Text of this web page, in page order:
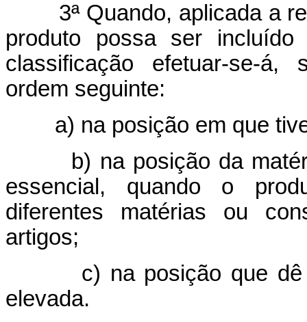
3ª Quando, aplicada a
produto possa ser
classificação efetuar-se-á,
ordem seguinte:
a) na posição em que
b) na posição da matéria
essencial, quando o
diferentes matérias ou
artigos;
c) na posição que dê
elevada.